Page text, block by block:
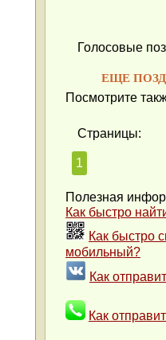
Голосовые
ЕЩЕ
Посмотрите
Страницы:
1
Полезная
Как быстро
Как быстро
мобильный?
Как
Как